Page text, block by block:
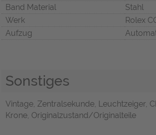
Band Material
Stahl
Werk
Rolex
Aufzug
Sonstiges
Vintage, Zentralsekunde, Leuchtzeiger,
Krone, Originalzustand/Originalteile